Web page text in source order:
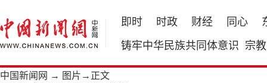
即时 时政 财经 同心
铸牢中华民族共同体意识 宗教
中国新闻网 → 图片 →正文